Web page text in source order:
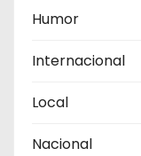
Humor
Internacional
Local
Nacional